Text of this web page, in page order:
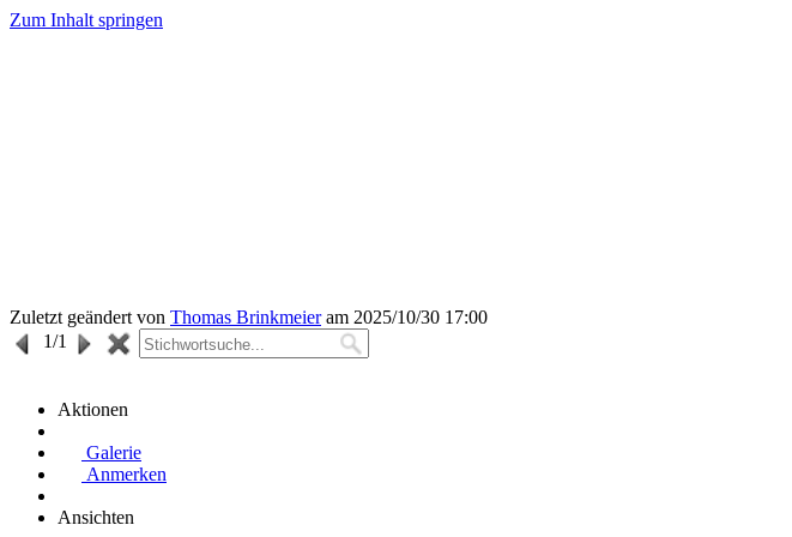
Zum Inhalt springen
Zuletzt geändert von Thomas Brinkmeieram 2025/10/30 17:00
1/1
Aktionen
Galerie
Anmerken
Ansichten